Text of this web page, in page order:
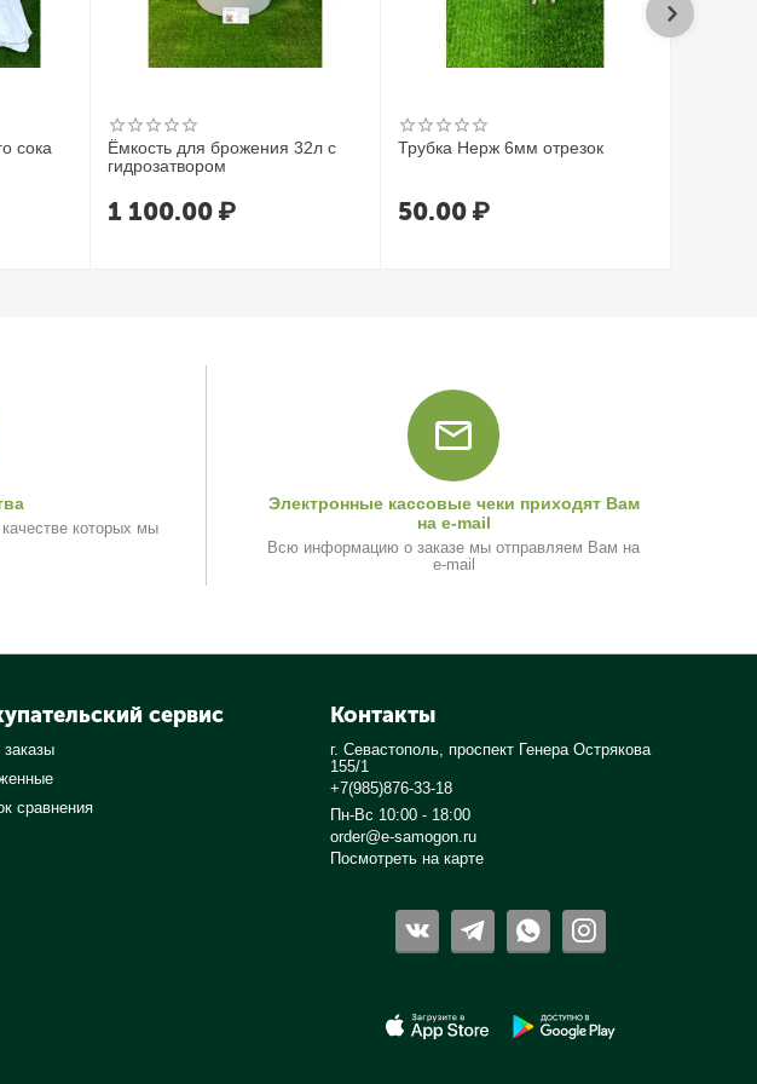
сока
Ёмкость для брожения 32л с
гидрозатвором
1 100.00 ₽
Трубка Нерж 6мм отрезок
50.00 ₽
которых мы
Электронные кассовые чеки приходят Вам
на e-mail
Всю информацию о заказе мы отправляем Вам на
e-mail
сервис
сравнения
Контакты
г. Севастополь, проспект Генера Острякова
155/1
+7(985)876-33-18
Пн-Вс 10:00 - 18:00
order@e-samogon.ru
Посмотреть на карте